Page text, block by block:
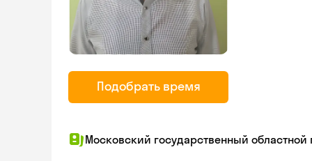
Подобрать время
Московский государственный областной